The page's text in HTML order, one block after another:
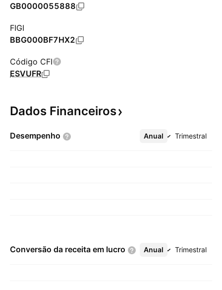
GB0000055888
FIGI
BBG000BF7HX2
Código CFI
ESVUFR
Dados Financeiros
Desempenho Anual Trimestral
Mais
Conversão da receita em lucro Anual Trimestral
Mais